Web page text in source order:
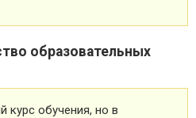
образовательных
курс обучения, но в